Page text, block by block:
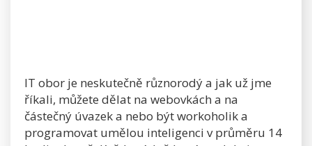
IT obor je neskutečně různorodý a jak už jme
říkali, můžete dělat na webovkách a na
částečný úvazek a nebo být workoholik a
programovat umělou inteligenci v průměru 14